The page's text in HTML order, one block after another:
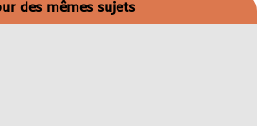
des mêmes sujets